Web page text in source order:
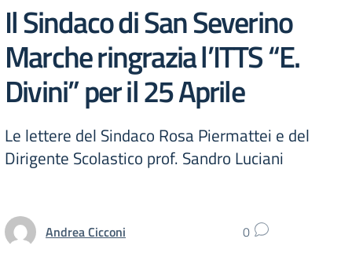
Il Sindaco di San Severino
Marche ringrazia l’ITTS “E.
Divini” per il 25 Aprile
Le lettere del Sindaco Rosa Piermattei e del
Dirigente Scolastico prof. Sandro Luciani
Andrea Cicconi 0